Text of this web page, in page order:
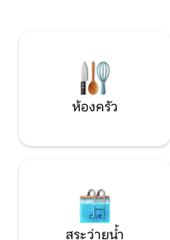
ห้องครัว
สระว่ายน้ำ